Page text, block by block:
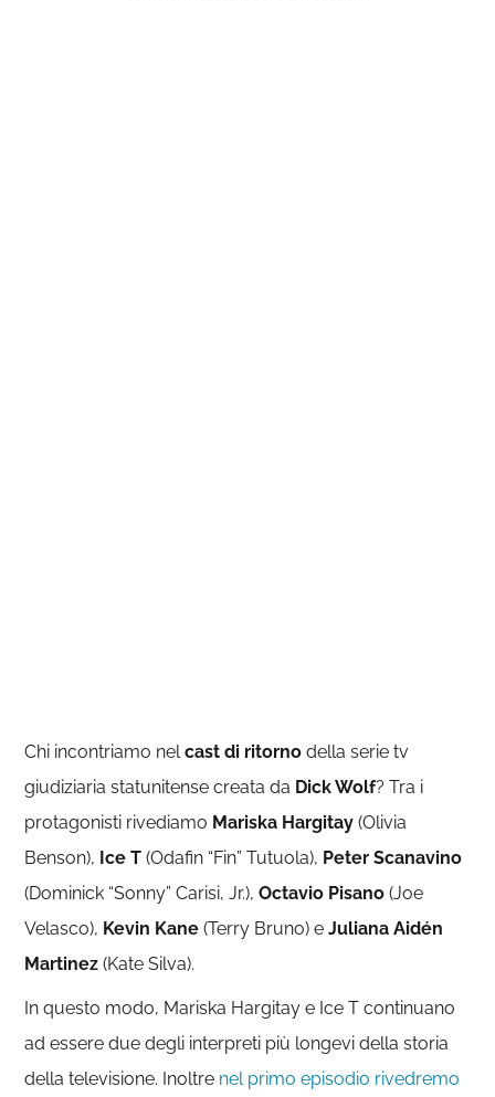
Chi incontriamo nelcast di ritorno della serie tv
giudiziaria statunitense creata da Dick Wolf? Tra i
protagonisti rivediamo Mariska Hargitay (Olivia
Benson), Ice T (Odafin “Fin” Tutuola), Peter Scanavino
(Dominick “Sonny” Carisi, Jr.), Octavio Pisano(Joe
Velasco), Kevin Kane (Terry Bruno) eJuliana Aidén
Martinez(Kate Silva).
In questo modo, Mariska Hargitay e Ice T continuano
ad essere due degli interpreti più longevi della storia
della televisione. Inoltre nel primo episodio rivedremo